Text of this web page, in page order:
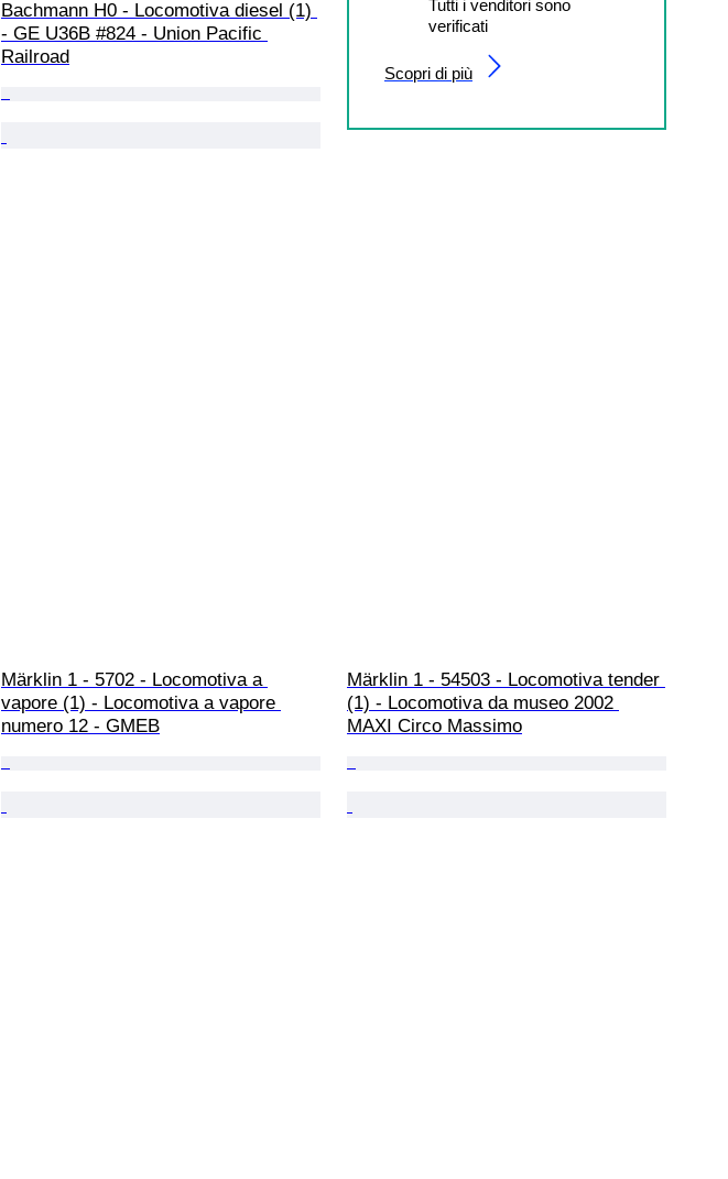
Tutti i venditori sono
verificati
Scopri di più
Bachmann H0 - Locomotiva diesel (1)
- GE U36B #824 - Union Pacific
Railroad
Märklin 1 - 5702 - Locomotiva a
vapore (1) - Locomotiva a vapore
numero 12 - GMEB
Märklin 1 - 54503 - Locomotiva tender
(1) - Locomotiva da museo 2002
MAXI Circo Massimo